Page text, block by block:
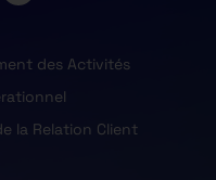
des Activités
la Relation Client